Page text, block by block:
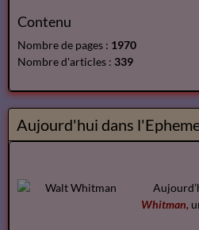
Contenu
Nombre de pages : 1970
Nombre d'articles : 339
Aujourd'hui dans
Whitman,